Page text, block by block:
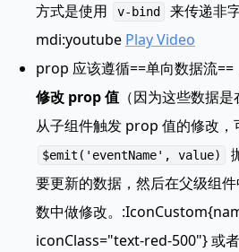
方式是使用
v-bind
来传递非
mdi:youtube Play Video
prop 应该遵循==单向数据流==
修改 prop 值 （因为这些数据
从子组件触发 prop 值的修改，
$emit('eventName', value)
要更新的数据，然后在父级组
数中做修改。
iconClass="text-red-500"} 或